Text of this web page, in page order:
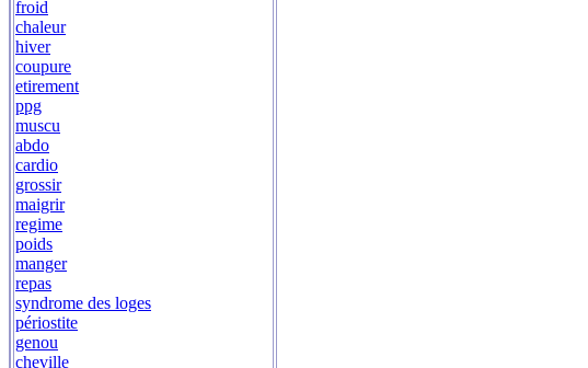
froid
chaleur
hiver
coupure
etirement
ppg
muscu
abdo
cardio
grossir
maigrir
regime
poids
manger
repas
syndrome des loges
périostite
genou
cheville